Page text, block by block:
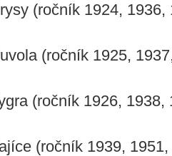
(ročník 1924, 1936,
(ročník 1925,
(ročník 1926, 1938,
(ročník 1939,